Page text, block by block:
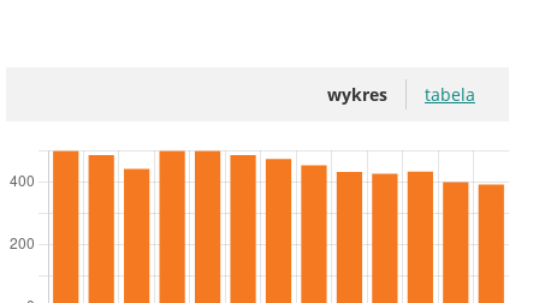
wykres tabela